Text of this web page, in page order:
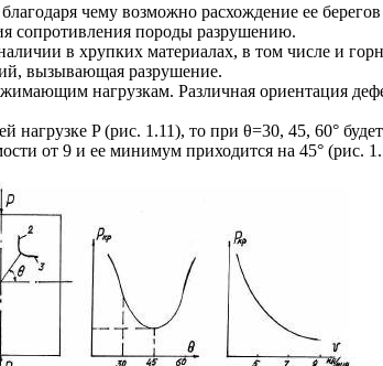
чему возможно расхождение ее
сопротивления породы разрушению.
в хрупких материалах, в том числе и
вызывающая разрушение.
нагрузкам. Различная ориентация
P (рис. 1.11), то при θ=30, 45, 60°
от 9 и ее минимум приходится на 45° (рис.